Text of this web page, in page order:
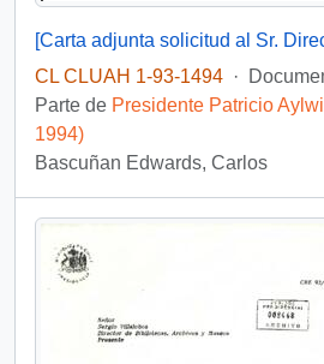
CL CLUAH 1-93-1494 ·
Parte de Presidente Patricio
1994)
Bascuñan Edwards, Carlos